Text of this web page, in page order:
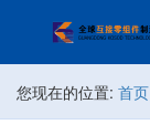
您现在的位置: 首页